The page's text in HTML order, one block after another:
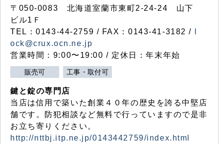
〒050-0083 北海道室蘭市東町2-24-24 山下
ビル1Ｆ
TEL：0143-44-2759 / FAX：0143-41-3182 /
ock@crux.ocn.ne.jp
営業時間：9:00〜19:00 / 定休日：年末年始
販売可 工事・取付可
鍵と錠の専門店
当店は信用で築いた創業４０年の歴史を誇る中堅店
舗です。防犯相談など無料で行っていますので是非
お立ち寄りください。
http://nttbj.itp.ne.jp/0143442759/index.html